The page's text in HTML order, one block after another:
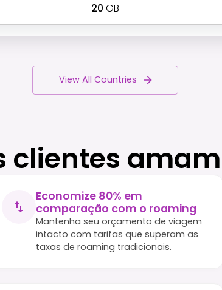
20 GB
View All Countries
clientes
Economize 80% em
comparação com o roaming
Mantenha seu orçamento de viagem
intacto com tarifas que superam as
taxas de roaming tradicionais.